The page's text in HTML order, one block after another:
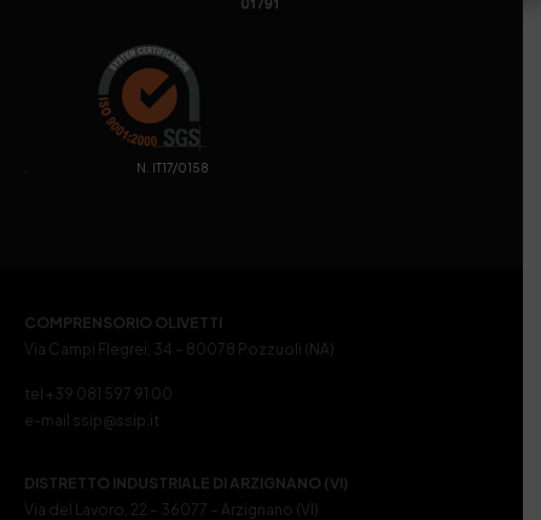
. N. IT17/0158
COMPRENSORIO OLIVETTI
Via Campi Flegrei, 34 – 80078 Pozzuoli (NA)
tel +39 081 597 91 00
e-mail ssip@ssip.it
DISTRETTO INDUSTRIALE DI ARZIGNANO (VI)
Via del Lavoro, 22 – 36077 – Arzignano (VI)